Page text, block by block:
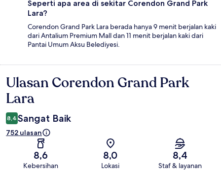
Seperti apa area di sekitar Corendon Grand Park
Lara?
Corendon Grand Park Lara berada hanya 9 menit berjalan kaki
dari Antalium Premium Mall dan 11 menit berjalan kaki dari
Pantai Umum Aksu Belediyesi.
Ulasan
Ulasan Corendon Grand Park
Lara
8,4 Sangat Baik
752 ulasan
8,6
Kebersihan
8,0
Lokasi
8,4
Staf & layanan